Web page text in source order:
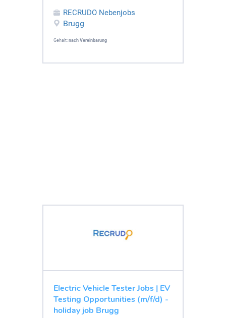
RECRUDO Nebenjobs
Brugg
Gehalt: nach Vereinbarung
Electric Vehicle Tester Jobs | EV
Testing Opportunities (m/f/d) -
holiday job Brugg